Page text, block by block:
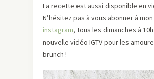
La recette est aussi disponible en
N’hésitez pas à vous abonner à
instagram, tous les dimanches à
nouvelle vidéo IGTV pour les
brunch !